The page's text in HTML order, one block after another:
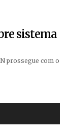
sistema
prossegue com o